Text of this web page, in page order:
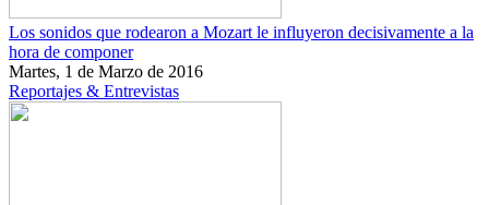
Los sonidos que rodearon a Mozart le influyeron decisivamente a la
hora de componer
Martes, 1 de Marzo de 2016
Reportajes & Entrevistas